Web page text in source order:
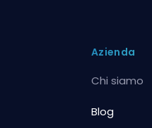
Azienda
Chi siamo
Blog